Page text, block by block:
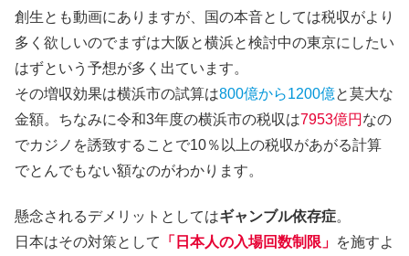
創生とも動画にありますが、国の本音としては税収がより
多く欲しいのでまずは大阪と横浜と検討中の東京にしたい
はずという予想が多く出ています。
その増収効果は横浜市の試算は800億から1200億と莫大な
金額。ちなみに令和3年度の横浜市の税収は7953億円 なの
でカジノを誘致することで10％以上の税収があがる計算
でとんでもない額なのがわかります。
懸念されるデメリットとしてはギャンブル依存症。
日本はその対策として
「日本人の入場回数制限」 を施すよ